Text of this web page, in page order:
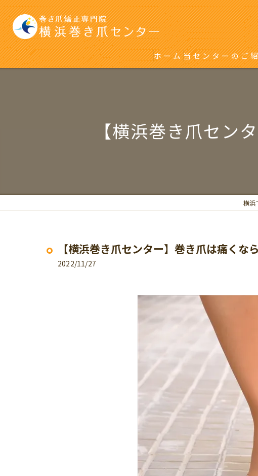
ホーム当センターのご
【横浜巻き爪セン
横浜
【横浜巻き爪センター】巻き爪は痛くな
2022/11/27